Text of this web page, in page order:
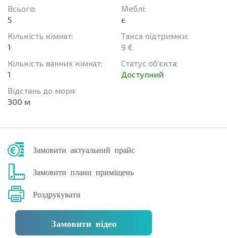
Всього:
5
Кількість кімнат:
1
Кількість ванних кімнат:
1
Відстань до моря:
300 м
Меблі:
є
Такса підтримки:
9 €
Статус об'єкта:
Доступний
Замовити актуальний прайс
Замовити плани приміщень
Роздрукувати
Замовити відео